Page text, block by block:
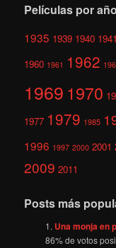
Películas por
1935 1939 1940 1941
1960 1961 1962
1969 1970
1977 1979 1985
1996 1997 2000 2001
2009 2011
Posts más
Una monja en
86% de votos